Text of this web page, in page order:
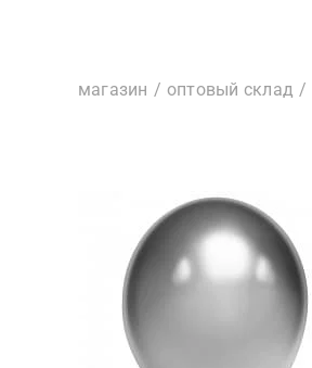
магазин оптовый склад